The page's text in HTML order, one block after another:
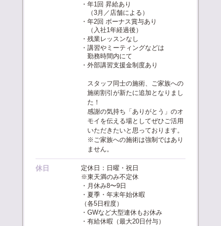
・年1回 昇給あり
（3月／店舗による）
・年2回 ボーナス賞与あり
（入社1年経過後）
・残業レッスンなし
・講習やミーティングなどは
勤務時間内にて
・外部講習支援金制度あり
スタッフ同士の施術、ご家族への
施術割引が新たに追加となりまし
た！
感謝の気持ち「ありがとう」のオ
モイを伝える場としてぜひご活用
いただきたいと思っております。
※ご家族への施術は強制ではあり
ません。
休日
定休日：日曜・祝日
※東天満のみ不定休
・月休み8〜9日
・夏季・年末年始休暇
（各5日程度）
・GWなど大型連休もお休み
・有給休暇（最大20日付与）